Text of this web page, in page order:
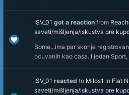
ISV_01 got a reaction from
saveti/mišljenja/iskustva pre
Bome...ima par skorije
ocuvanih kao casa. I jedan
ISV_01 reacted to Milos1 in Fiat
saveti/mišljenja/iskustva pre